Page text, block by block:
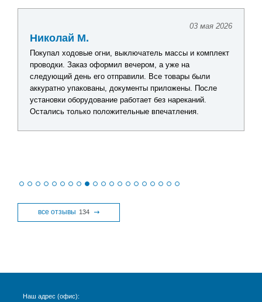
массы и комплект
а уже на
Все товары были
приложены. После
без нареканий.
впечатления.
Искал комплект оборудования для
лодочной электрики. Получил
по каждому товару, помогли
решение без лишних затрат. Видно,
действительно разбираются в
получения заказа все проверил -
все отзывы 134
Наш адрес (офис):